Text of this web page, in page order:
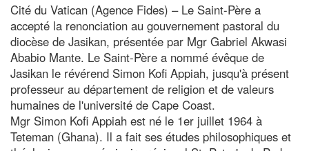
Cité du Vatican (Agence Fides) – Le Saint-Père a
accepté la renonciation au gouvernement pastoral du
diocèse de Jasikan, présentée par Mgr Gabriel Akwasi
Ababio Mante. Le Saint-Père a nommé évêque de
Jasikan le révérend Simon Kofi Appiah, jusqu'à présent
professeur au département de religion et de valeurs
humaines de l'université de Cape Coast.
Mgr Simon Kofi Appiah est né le 1er juillet 1964 à
Teteman (Ghana). Il a fait ses études philosophiques et